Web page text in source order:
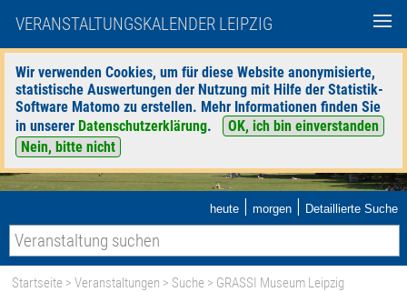
VERANSTALTUNGSKALENDER LEIPZIG
Wir verwenden Cookies, um für diese Website anonymisierte,
statistische Auswertungen der Nutzung mit Hilfe der Statistik-
Software Matomo zu erstellen. Mehr Informationen finden Sie
in unserer Datenschutzerklärung.
OK, ich bin einverstanden
Nein, bitte nicht
heute | morgen | Detaillierte Suche
Startseite >Veranstaltungen > Suche > GRASSI Museum Leipzig